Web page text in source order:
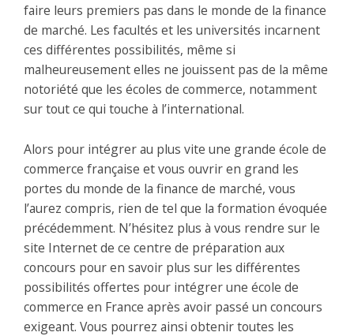
faire leurs premiers pas dans le monde de la finance
de marché. Les facultés et les universités incarnent
ces différentes possibilités, même si
malheureusement elles ne jouissent pas de la même
notoriété que les écoles de commerce, notamment
sur tout ce qui touche à l’international.
Alors pour intégrer au plus vite une grande école de
commerce française et vous ouvrir en grand les
portes du monde de la finance de marché, vous
l’aurez compris, rien de tel que la formation évoquée
précédemment. N’hésitez plus à vous rendre sur le
site Internet de ce centre de préparation aux
concours pour en savoir plus sur les différentes
possibilités offertes pour intégrer une école de
commerce en France après avoir passé un concours
exigeant. Vous pourrez ainsi obtenir toutes les